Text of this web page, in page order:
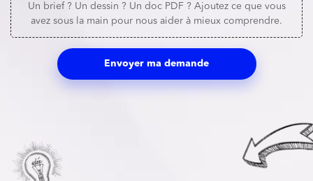
Un brief ? Un dessin ? Un doc PDF ? Ajoutez ce que vous
avez sous la main pour nous aider à mieux comprendre.
Envoyer ma demande